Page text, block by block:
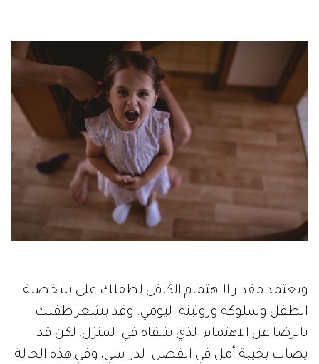
ويعتمد مقدار الاهتمام الكافي لطفلك على شخصية
الطفل وسلوكه وروتينه اليومي. وقد يشعر طفلك
بالرضا عن الاهتمام الذي يتلقاه في المنزل، لكن قد
يصاب بخيبة أمل في الفصل الدراسي، وفي هذه الحالة